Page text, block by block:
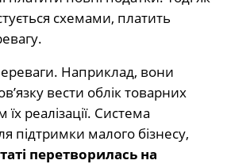
схемами, платить
Наприклад, вони
вести облік товарних
їх реалізації. Система
підтримки малого бізнесу,
перетворилась на